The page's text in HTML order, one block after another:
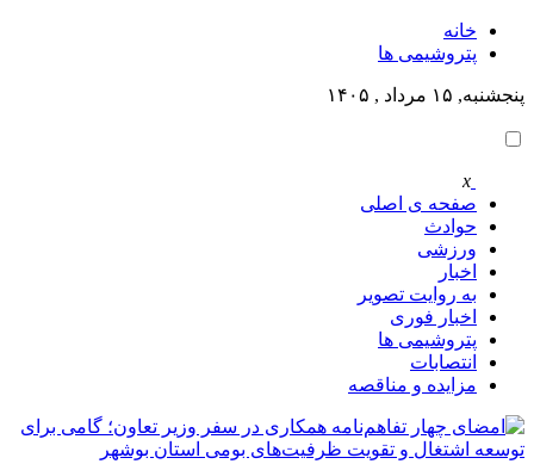
خانه
پتروشيمى ها
پنجشنبه, ۱۵ مرداد , ۱۴۰۵
x
صفحه ی اصلی
حوادث
ورزشی
اخبار
به روایت تصویر
اخبار فوری
پتروشيمى ها
انتصابات
مزایده و مناقصه